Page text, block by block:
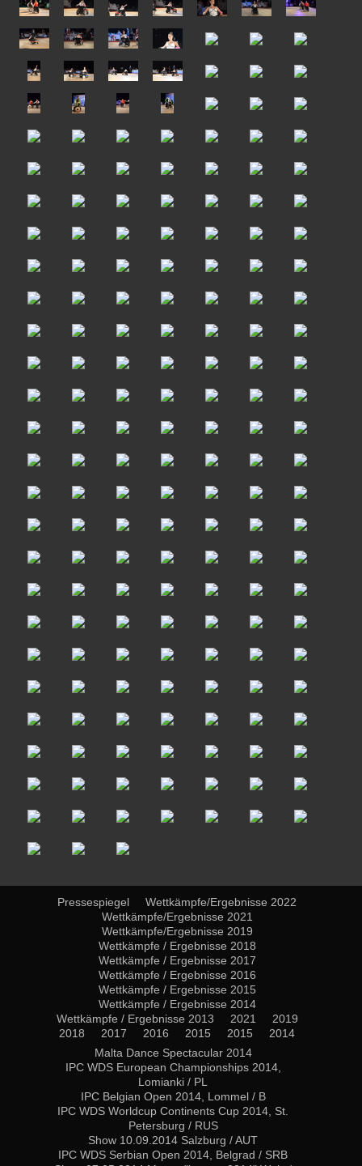
Pressespiegel
Wettkämpfe/Ergebnisse 2022
Wettkämpfe/Ergebnisse 2021
Wettkämpfe/Ergebnisse 2019
Wettkämpfe / Ergebnisse 2018
Wettkämpfe / Ergebnisse 2017
Wettkämpfe / Ergebnisse 2016
Wettkämpfe / Ergebnisse 2015
Wettkämpfe / Ergebnisse 2014
Wettkämpfe / Ergebnisse 2013
2021
2019
2018
2017 2016 2015 2015
2014
Malta Dance Spectacular 2014
IPC WDS European Championships 2014,
Lomianki / PL
IPC Belgian Open 2014, Lommel / B
IPC WDS Worldcup Continents Cup 2014, St.
Petersburg / RUS
Show 10.09.2014 Salzburg / AUT
IPC WDS Serbian Open 2014, Belgrad / SRB